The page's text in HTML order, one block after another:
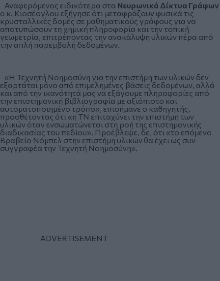
Αναφερόμενος ειδικότερα στα Νευρωνικά Δίκτυα Γράφων
ο κ. Κιοσέογλου εξήγησε ότι μεταφράζουν φυσικά τις
κρυσταλλικές δομές σε μαθηματικούς γράφους για να
αποτυπώσουν τη χημική πληροφορία και την τοπική
γεωμετρία, επιτρέποντας την ανακάλυψη υλικών πέρα από
την απλή παρεμβολή δεδομένων.
«Η Τεχνητή Νοημοσύνη για την επιστήμη των υλικών δεν
εξαρτάται μόνο από επιμελημένες βάσεις δεδομένων, αλλά
και από την ικανότητά μας να εξάγουμε πληροφορίες από
την επιστημονική βιβλιογραφία με αξιόπιστο και
αυτοματοποιημένο τρόπο», επισήμανε ο καθηγητής,
προσθέτοντας ότι «η ΤΝ επιταχύνει την επιστήμη των
υλικών όταν ενσωματώνεται στη ροή της επιστημονικής
διαδικασίας του πεδίου». Προέβλεψε, δε, ότι «το επόμενο
Βραβείο Νόμπελ στην επιστήμη υλικών θα έχει ως συν-
συγγραφέα την Τεχνητή Νοημοσύνη».